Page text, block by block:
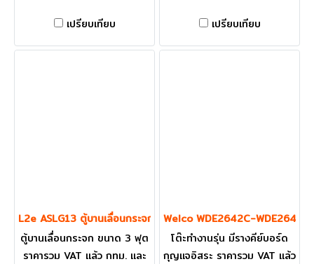
เปรียบเทียบ เปรียบเทียบ
L2e ASLG13 ตู้บานเลื่อนกระจก ขนาด 3 ฟุต
ตู้บานเลื่อนกระจก ขนาด 3 ฟุต
ราคารวม VAT แล้ว กทม. และ
Welco WDE2642C-
โต๊ะทำงานรุ่น มีรางคีย์บอร์ด
กุญแจอิสระ ราคารวม VAT แล้ว